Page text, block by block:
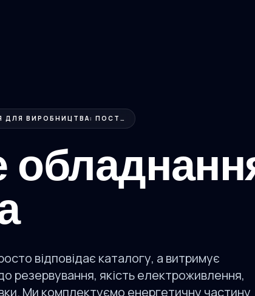
ПРОМИСЛОВЕ ОБЛАДНАННЯ ДЛЯ ВИРОБНИЦТВА: ПОСТАВКА...
відповідає каталогу, а витримує
резервування, якість електроживлення,
Ми комплектуємо енергетичну частину